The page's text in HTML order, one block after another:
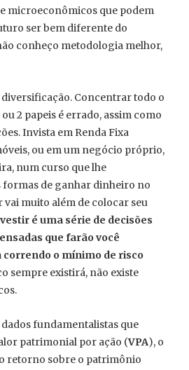
microeconômicos que podem
ser bem diferente do
conheço metodologia melhor,
Concentrar todo o
2 papeis é errado, assim como
Invista em Renda Fixa
ou em um negócio próprio,
num curso que lhe
de ganhar dinheiro no
muito além de colocar seu
é uma série de decisões
que farão você
o mínimo de risco
sempre existirá, não existe
fundamentalistas que
patrimonial por ação (VPA), o
retorno sobre o patrimônio